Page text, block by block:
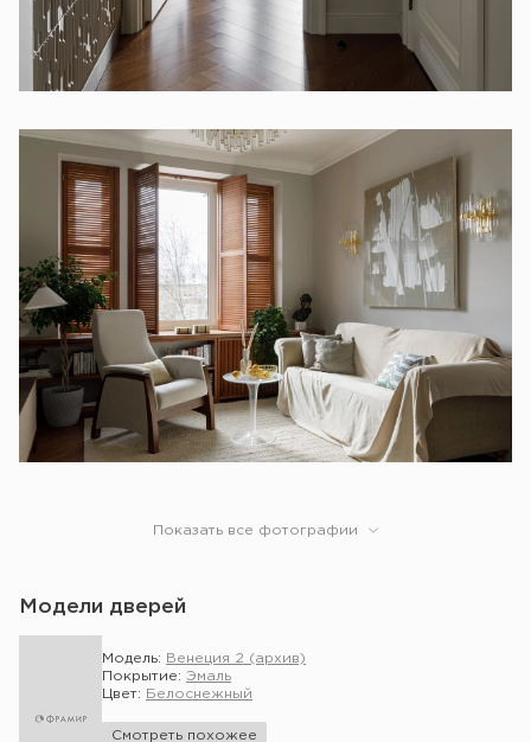
Показать все фотографии
Модели дверей
Модель:
Венеция 2 (архив)
Покрытие: Эмаль
Цвет:
Белоснежный
Смотреть похожее